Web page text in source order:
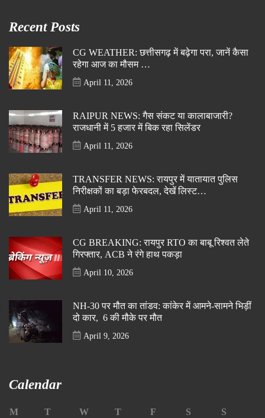
Recent Posts
CG WEATHER: छत्तीसगढ़ में बढ़ेगा परा, जानें कैसा
रहेगा आज का मौसम …
April 11, 2026
RAIPUR NEWS: गैस संकट या कालाबाजारी?
राजधानी में 5 हजार में बिक रहा सिलेंडर
April 11, 2026
TRANSFER NEWS: रायपुर में यातायात पुलिस
निरीक्षकों का बड़ा फेरबदल, देखें लिस्ट…
April 11, 2026
CG BREAKING: रायपुर RTO का बाबू रिश्वत लेते
गिरफ्तार, ACB ने रंगे हाथ पकड़ा
April 10, 2026
NH-30 पर मौत का तांडव: कांकेर में आमने-सामने भिड़ीं
दो कार, 6 की मौके पर मौत
April 9, 2026
Calendar
M T W T F S
S